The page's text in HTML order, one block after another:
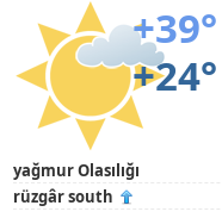
+39°
+24°
yağmur Olasılığı
rüzgâr south